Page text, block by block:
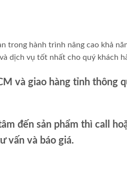
trong hành trình nâng cao khả
dịch vụ tốt nhất cho quý khách
và giao hàng tỉnh thông
đến sản phẩm thì call
vấn và báo giá.